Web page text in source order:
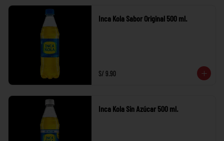
Inca Kola Sabor Original 500 ml.
S/ 9.90
Inca Kola Sin Azúcar 500 ml.